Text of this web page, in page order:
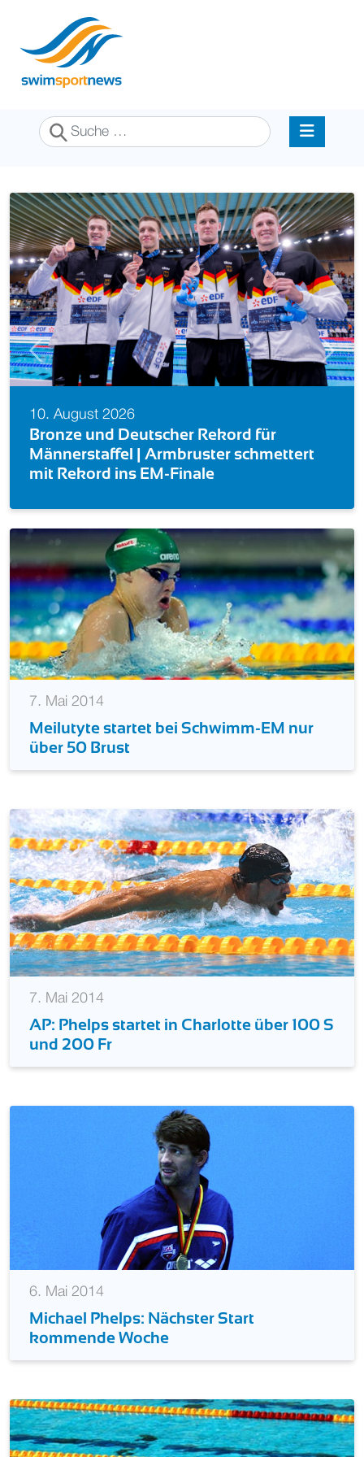
Suchen
10. August 2026
Uralt-Rekord gebrochen!
verpasst EM-Medaillenglück
Hundertstel
Previous Next
7. Mai 2014
Meilutyte startet bei Schwimm-EM nur
über 50 Brust
7. Mai 2014
AP: Phelps startet in Charlotte über 100 S
und 200 Fr
6. Mai 2014
Michael Phelps: Nächster Start
kommende Woche